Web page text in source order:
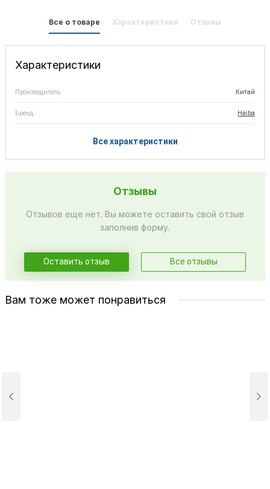
Все о товаре Характеристики Отзывы
Характеристики
Производитель Китай
Бренд Haiba
Все характеристики
Отзывы
Отзывов еще нет. Вы можете оставить свой отзыв
заполнив форму.
Оставить отзыв Все отзывы
Вам тоже может понравиться